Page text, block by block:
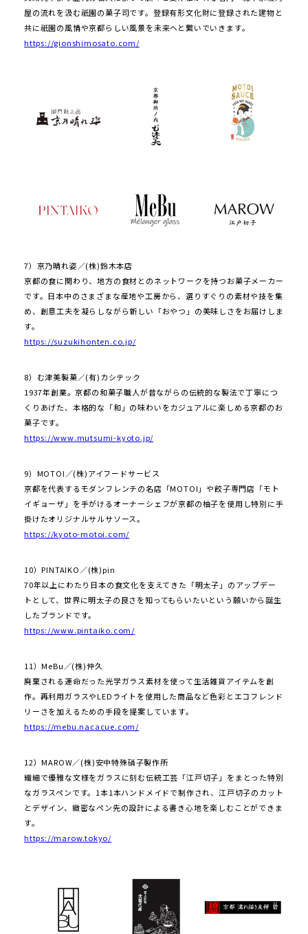
屋の流れを汲む祇園の菓子司です。登録有形文化財に登録された建物と
共に祇園の風情や京都らしい風景を未来へと繋いでいきます。
https://gionshimosato.com/
7）京乃晴れ姿／(株)鈴木本店
京都の食に関わり、地方の食材とのネットワークを持つお菓子メーカー
です。日本中のさまざまな産地や工房から、選りすぐりの素材や技を集
め、創意工夫を凝らしながら新しい「おやつ」の美味しさをお届けしま
す。
https://suzukihonten.co.jp/
8）む津美製菓／(有)カシテック
1937年創業。京都の和菓子職人が昔ながらの伝統的な製法で丁寧につ
くりあげた、本格的な「和」の味わいをカジュアルに楽しめる京都のお
菓子です。
https://www.mutsumi-kyoto.jp/
9）MOTOI／(株)アイフードサービス
京都を代表するモダンフレンチの名店「MOTOI」や餃子専門店「モト
イギョーザ」を手がけるオーナーシェフが京都の柚子を使用し特別に手
掛けたオリジナルサルサソース。
https://kyoto-motoi.com/
10）PINTAIKO／(株)pin
70年以上にわたり日本の食文化を支えてきた「明太子」のアップデー
トとして、世界に明太子の良さを知ってもらいたいという願いから誕生
したブランドです。
https://www.pintaiko.com/
11）MeBu／(株)仲久
廃棄される運命だった光学ガラス素材を使って生活雑貨アイテムを創
作。再利用ガラスやLEDライトを使用した商品など色彩とエコフレンド
リーさを加えるための手段を提案しています。
https://mebu.nacacue.com/
12）MAROW／(株)安中特殊硝子製作所
繊細で優雅な文様をガラスに刻む伝統工芸「江戸切子」をまとった特別
なガラスペンです。1本1本ハンドメイドで制作され、江戸切子のカット
とデザイン、緻密なペン先の設計による書き心地を楽しむことができま
す。
https://marow.tokyo/